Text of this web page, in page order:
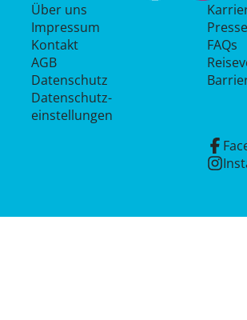
Über uns
Impressum
Kontakt
AGB
Datenschutz
Datenschutz­
einstellungen
Presse
FAQs